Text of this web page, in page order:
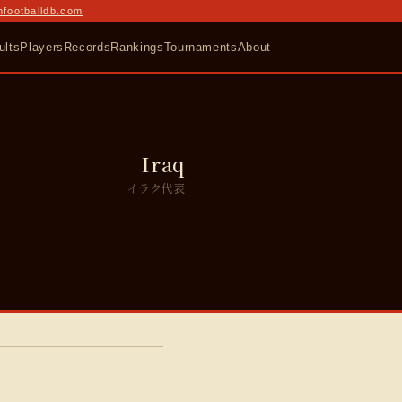
Players RecordsRankingsTournamentsAbout
Iraq
イラク代表